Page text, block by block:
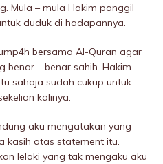
Mula – mula Hakim panggil
duduk di hadapannya.
bersama Al-Quran agar
benar – benar sahih. Hakim
sahaja sudah cukup untuk
kalinya.
aku mengatakan yang
kasih atas statement itu.
lelaki yang tak mengaku aku